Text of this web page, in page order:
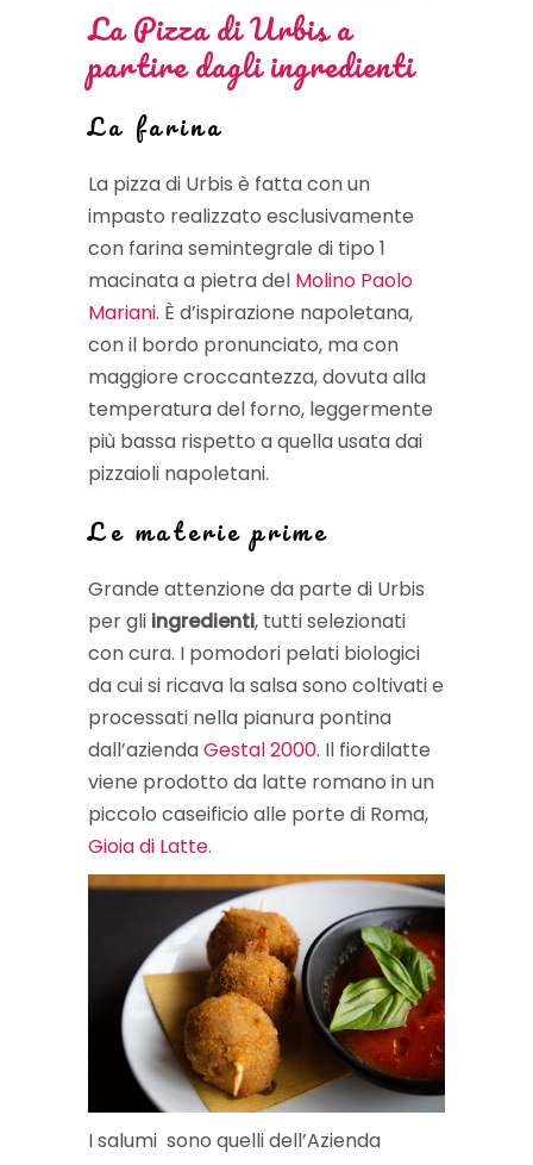
La Pizza di Urbis a
partire dagli ingredienti
La farina
La pizza di Urbis è fatta con un
impasto realizzato esclusivamente
con farina semintegrale di tipo 1
macinata a pietra del Molino Paolo
Mariani. È d’ispirazione napoletana,
con il bordo pronunciato, ma con
maggiore croccantezza, dovuta alla
temperatura del forno, leggermente
più bassa rispetto a quella usata dai
pizzaioli napoletani.
Le materie prime
Grande attenzione da parte di Urbis
per gli ingredienti, tutti selezionati
con cura. I pomodori pelati biologici
da cui si ricava la salsa sono coltivati e
processati nella pianura pontina
dall’aziendaGestal 2000. Il fiordilatte
viene prodotto da latte romano in un
piccolo caseificio alle porte di Roma,
Gioia di Latte.
I salumi sono quelli dell’Azienda